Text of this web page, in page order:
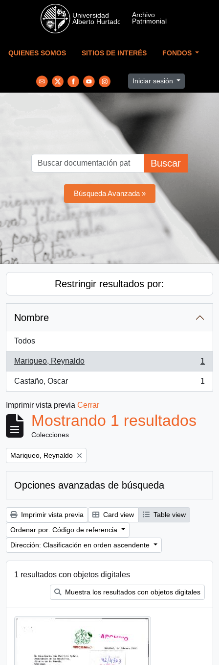
Skip to main content
QUIENES SOMOS SITIOS DE INTERÉS FONDOS
Iniciar sesión
Buscar
Búsqueda Avanzada »
Restringir resultados por:
Nombre
Todos
Mariqueo, Reynaldo
, 1 resultados
1
Castaño, Oscar
, 1 resultados
1
Imprimir vista previa Cerrar
Mostrando 1 resultados
Colecciones
Remove filter:
Mariqueo, Reynaldo
Opciones avanzadas de búsqueda
Imprimir vista previa Card view
Table view
Ordenar por: Código de referencia
Dirección: Clasificación en orden ascendente
1 resultados con objetos digitales
Muestra los resultados con objetos digitales